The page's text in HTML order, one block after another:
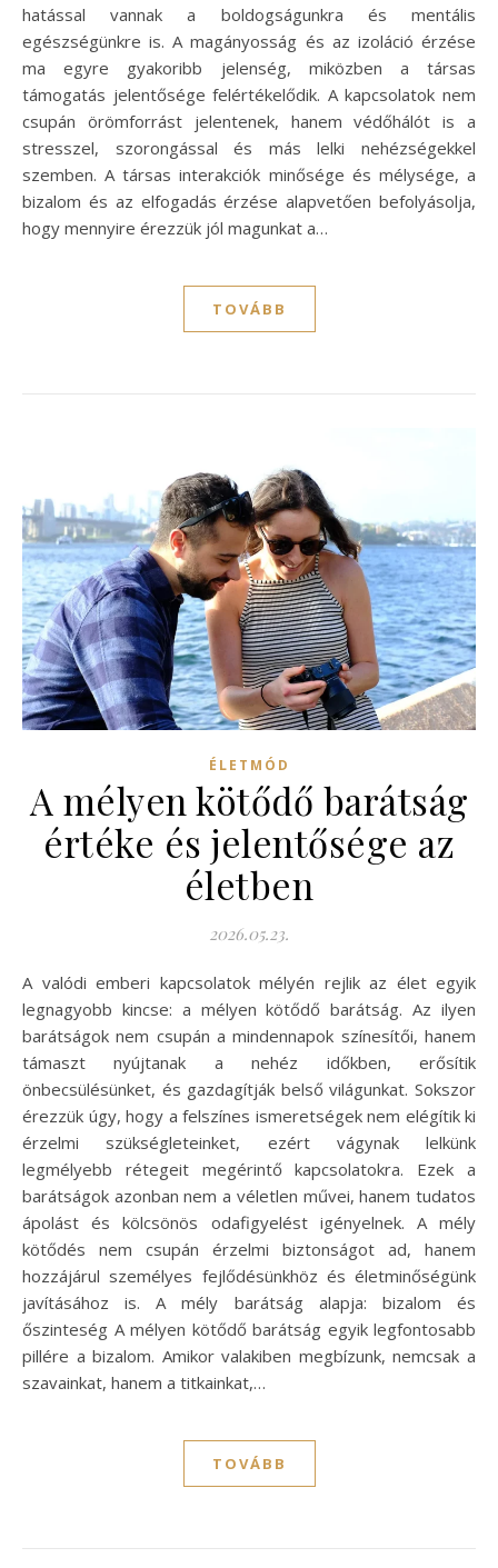
hatással vannak a boldogságunkra és mentális
egészségünkre is. A magányosság és az izoláció érzése
ma egyre gyakoribb jelenség, miközben a társas
támogatás jelentősége felértékelődik. A kapcsolatok nem
csupán örömforrást jelentenek, hanem védőhálót is a
stresszel, szorongással és más lelki nehézségekkel
szemben. A társas interakciók minősége és mélysége, a
bizalom és az elfogadás érzése alapvetően befolyásolja,
hogy mennyire érezzük jól magunkat a…
TOVÁBB
ÉLETMÓD
A mélyen kötődő barátság
értéke és jelentősége az
életben
2026.05.23.
A valódi emberi kapcsolatok mélyén rejlik az élet egyik
legnagyobb kincse: a mélyen kötődő barátság. Az ilyen
barátságok nem csupán a mindennapok színesítői, hanem
támaszt nyújtanak a nehéz időkben, erősítik
önbecsülésünket, és gazdagítják belső világunkat. Sokszor
érezzük úgy, hogy a felszínes ismeretségek nem elégítik ki
érzelmi szükségleteinket, ezért vágynak lelkünk
legmélyebb rétegeit megérintő kapcsolatokra. Ezek a
barátságok azonban nem a véletlen művei, hanem tudatos
ápolást és kölcsönös odafigyelést igényelnek. A mély
kötődés nem csupán érzelmi biztonságot ad, hanem
hozzájárul személyes fejlődésünkhöz és életminőségünk
javításához is. A mély barátság alapja: bizalom és
őszinteség A mélyen kötődő barátság egyik legfontosabb
pillére a bizalom. Amikor valakiben megbízunk, nemcsak a
szavainkat, hanem a titkainkat,…
TOVÁBB